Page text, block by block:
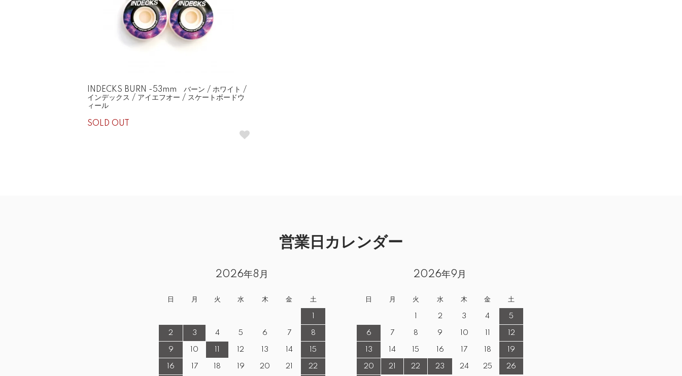
INDECKS BURN -53mm バーン / ホワイト /
インデックス / アイエフオー / スケートボードウ
ィール
SOLD OUT
営業日カレンダー
2026年8月
日 月 火 水 木 金 土
2 3 4 5 6 7 8
9 10 12 13 14 15
16 17 18 19 20 21 22
2026年9月
日 月 火 水 木 金 土
2 3 4 5
6 7 8 9 10 12
13 14 15 16 17 18 19
20 21 22 23 24 25 26